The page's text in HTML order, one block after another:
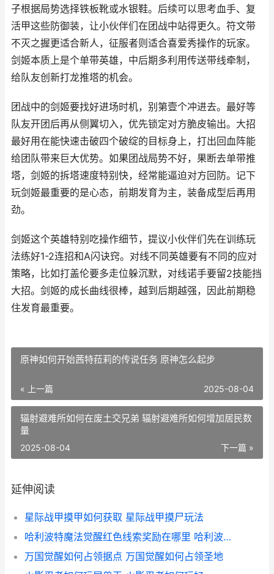
子根据局势选择铁板靴或水银鞋。后续可以思考血手、复
活甲这些防御装，让小伙伴们在团战中站得更久。符文带
不灭之握更适合新人，征服者则适合喜爱秀操作的玩家。
剑姬本质上是个单带英雄，中后期多利用传送带线牵制，
给队友创新打龙推塔的机会。
团战中的剑姬要找好进场时机，别第壹个冲进去。最好等
队友开团后再从侧翼切入，优先锁定对方脆皮输出。大招
最好用在能快速击破四个破绽的目标身上，打出回血阵能
给团队带来巨大优势。如果团战局势不好，果断去单带推
塔，剑姬的拆塔速度特别快，经常能逼迫对方回防。记下
玩剑姬最重要的是心态，前期发育为主，装备成型后再用
劲。
剑姬这个英雄特别吃操作细节，提议小伙伴们先在训练玩
法练好1-2连招和A闪诀窍。对线不同英雄要有不同的应对
策略，比如打盖伦要多走位躲沉默，对线诺手要留2技能挡
大招。剑姬的成长曲线很棒，越到后期越强，因此前期稳
住发育最重要。
原神如何开始茜特菈莉的传说任务 原神怎么起步
« 上一篇 2025-08-04
辐射避难所如何在废土交兄弟 辐射避难所如何增加居民数
量
下一篇 »
2025-08-04
延伸阅读
星际战甲摸甲如何获取 星际战甲摸尸玩法
哈利波特魔法觉醒红色线索奖励在哪里 哈利波特魔法觉醒周年庆几月几号
万国觉醒如何占领据点 万国觉醒如何占领圣地